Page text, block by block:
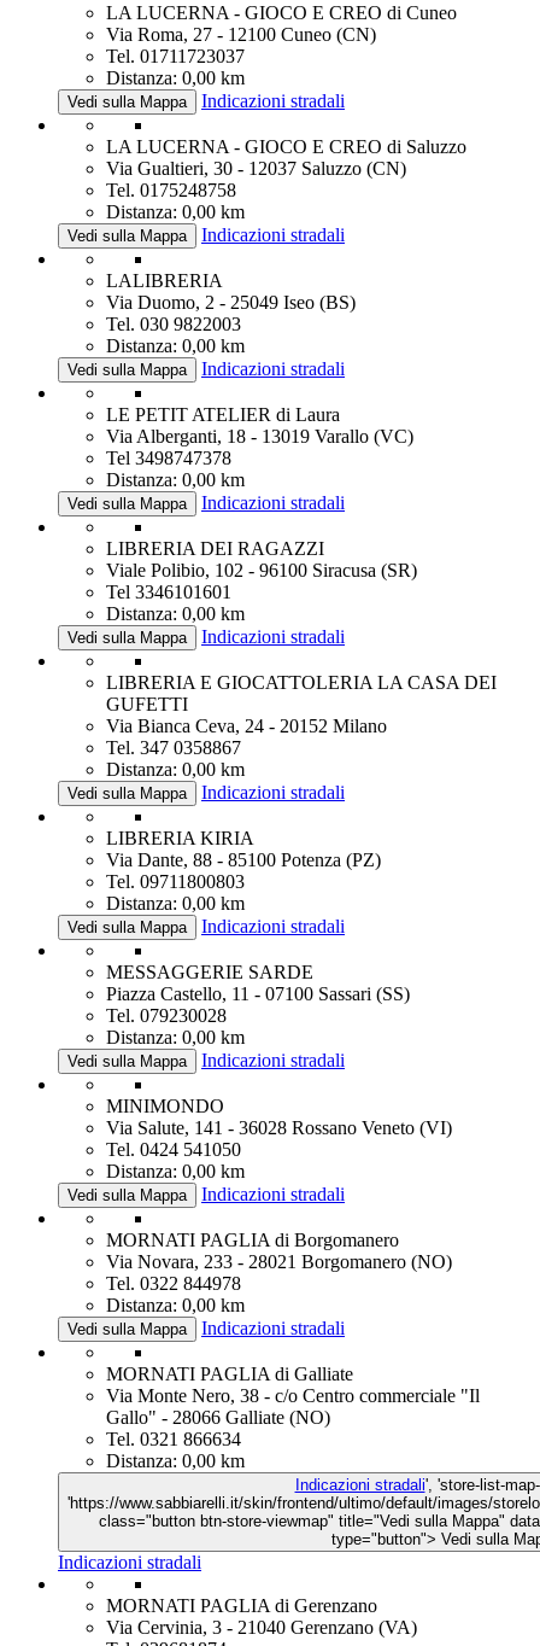
LA LUCERNA - GIOCO E CREO di Cuneo
Via Roma, 27 - 12100 Cuneo (CN)
Tel. 01711723037
Distanza: 0,00 km
Vedi sulla Mappa Indicazioni stradali
LA LUCERNA - GIOCO E CREO di Saluzzo
Via Gualtieri, 30 - 12037 Saluzzo (CN)
Tel. 0175248758
Distanza: 0,00 km
Vedi sulla Mappa Indicazioni stradali
LALIBRERIA
Via Duomo, 2 - 25049 Iseo (BS)
Tel. 030 9822003
Distanza: 0,00 km
Vedi sulla Mappa Indicazioni stradali
LE PETIT ATELIER di Laura
Via Alberganti, 18 - 13019 Varallo (VC)
Tel 3498747378
Distanza: 0,00 km
Vedi sulla Mappa Indicazioni stradali
LIBRERIA DEI RAGAZZI
Viale Polibio, 102 - 96100 Siracusa (SR)
Tel 3346101601
Distanza: 0,00 km
Vedi sulla Mappa Indicazioni stradali
LIBRERIA E GIOCATTOLERIA LA CASA DEI
GUFETTI
Via Bianca Ceva, 24 - 20152 Milano
Tel. 347 0358867
Distanza: 0,00 km
Vedi sulla Mappa Indicazioni stradali
LIBRERIA KIRIA
Via Dante, 88 - 85100 Potenza (PZ)
Tel. 09711800803
Distanza: 0,00 km
Vedi sulla Mappa Indicazioni stradali
MESSAGGERIE SARDE
Piazza Castello, 11 - 07100 Sassari (SS)
Tel. 079230028
Distanza: 0,00 km
Vedi sulla Mappa Indicazioni stradali
MINIMONDO
Via Salute, 141 - 36028 Rossano Veneto (VI)
Tel. 0424 541050
Distanza: 0,00 km
Vedi sulla Mappa Indicazioni stradali
MORNATI PAGLIA di Borgomanero
Via Novara, 233 - 28021 Borgomanero (NO)
Tel. 0322 844978
Distanza: 0,00 km
Vedi sulla Mappa Indicazioni stradali
MORNATI PAGLIA di Galliate
Via Monte Nero, 38 - c/o Centro commerciale "Il
Gallo" - 28066 Galliate (NO)
Tel. 0321 866634
Distanza: 0,00 km
Indicazioni stradali', 'store-list-
'https://www.sabbiarelli.it/skin/frontend/ultimo/default/images/
class="button btn-store-viewmap" title="Vedi sulla Mappa"
type="button"> Vedi sulla
Indicazioni stradali
MORNATI PAGLIA di Gerenzano
Via Cervinia, 3 - 21040 Gerenzano (VA)